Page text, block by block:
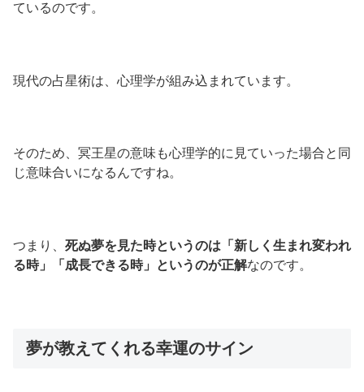
ているのです。
現代の占星術は、心理学が組み込まれています。
そのため、冥王星の意味も心理学的に見ていった場合と同
じ意味合いになるんですね。
つまり、 死ぬ夢を見た時というのは「新しく生まれ変われ
る時」「成長できる時」というのが正解なのです。
夢が教えてくれる幸運のサイン